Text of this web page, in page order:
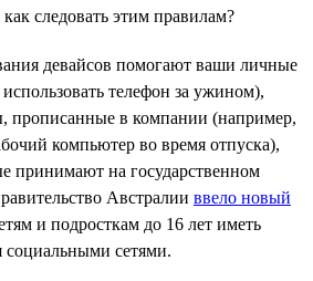
следовать этим правилам?
девайсов помогают ваши личные
телефон за ужином),
прописанные в компании (например,
компьютер во время отпуска),
принимают на государственном
Австралии ввело новый
и подросткам до 16 лет иметь
социальными сетями.